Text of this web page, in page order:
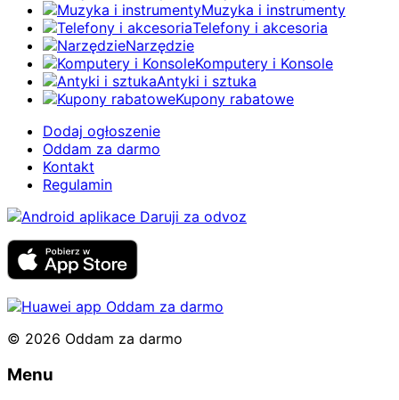
Muzyka i instrumenty
Telefony i akcesoria
Narzędzie
Komputery i Konsole
Antyki i sztuka
Kupony rabatowe
Dodaj ogłoszenie
Oddam za darmo
Kontakt
Regulamin
© 2026 Oddam za darmo
Menu